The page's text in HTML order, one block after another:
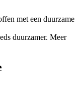
met een duurzame
duurzamer. Meer